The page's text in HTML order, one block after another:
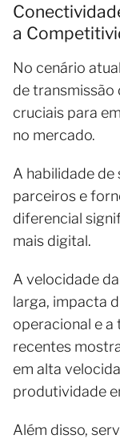
a
No cenário
de
cruciais para
no mercado.
A habilidade
parceiros e
diferencial
mais digital.
A velocidade
larga, impacta
operacional e a
recentes
em alta
produtividade
Além disso,